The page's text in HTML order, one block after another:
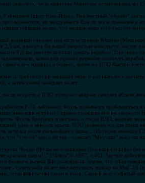
самолета, часы капитана Мантелла остановились на
(штат Нью-Йорк). Неизвестный "объект"
преследователя, но воздушного боя по всем правилам и
тепловая волна, что экипаж едва успел
военный самолет над полуостровом Юкатан
км, рванул с большой скоростью навстречу, настиг
0,9 км двигатели стали давать перебои. Еще ниже
командир принял решение покинуть
его падения в болото, затем же НЛО быстро
истребители по меньшей мере 6 раз пытались
а затем снова замедлял полет...
встречи с НЛО потерпел аварию самолет вблизи
F-51 лейтенант Фогль попытался приблизиться
невольно вступил с превосходящим его по
Фогль бросился в погоню, и тогда НЛО, видимо
удар о консоль крыла. НЛО развернулся для
лечился после сильнейшего шока... (Историк авиации
что "что-то" здесь не так - самолет "Мустанг" вряд-ли
Чходо (80 км юго-западнее Пхеньяна) пропал без
красные шары!.." ["Авио" 6-1997, с.46]. Звучит
боевого вылета Биг доложил на землю, что сбил
- советский) пилот мог потушить пожар на МиГ-15
летящими точно сзади в упор. Скорей всего